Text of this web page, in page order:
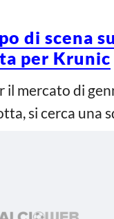
di scena
per Krunic
il mercato di
si cerca una